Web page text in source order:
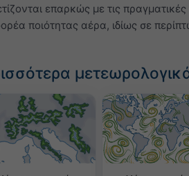
επαρκώς με τις
ποιότητας αέρα, ιδίως σε